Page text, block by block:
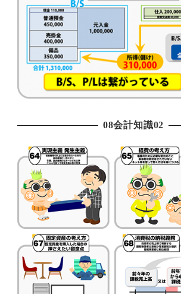
08会計知識02